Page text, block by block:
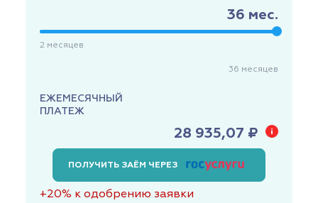
36 мес.
2 месяцев
36 месяцев
ЕЖЕМЕСЯЧНЫЙ
ПЛАТЕЖ
28 935,07 ₽
ПОЛУЧИТЬ ЗАЁМ ЧЕРЕЗ
+20% к одобрению заявки